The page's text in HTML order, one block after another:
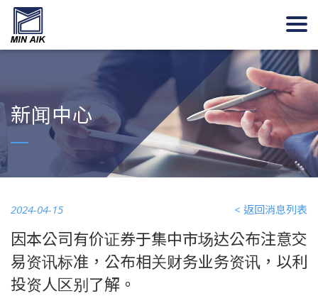
新闻中心
2024-04-15 < 返回消息列表
因本公司有价证券于集中市场达公布注意交
易资讯标准，公布相关财务业务资讯，以利
投资人区别了解。